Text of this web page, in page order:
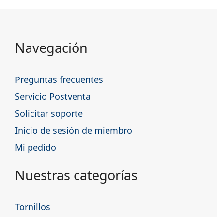
Navegación
Preguntas frecuentes
Servicio Postventa
Solicitar soporte
Inicio de sesión de miembro
Mi pedido
Nuestras categorías
Tornillos